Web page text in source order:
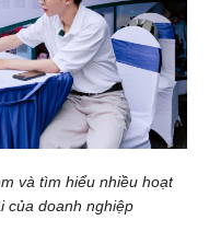
và tìm hiểu nhiều hoạt
của doanh nghiệp